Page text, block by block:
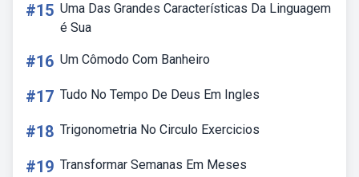
#15 Uma Das Grandes Características Da Linguagem
é Sua
#16 Um Cômodo Com Banheiro
#17 Tudo No Tempo De Deus Em Ingles
#18 Trigonometria No Circulo Exercicios
#19 Transformar Semanas Em Meses